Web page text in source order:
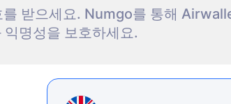
받으세요. Numgo를 통해
익명성을 보호하세요.